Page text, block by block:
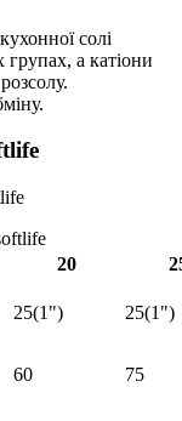
солі
групах, а катіони
20
25(1") 25(1")
60
75